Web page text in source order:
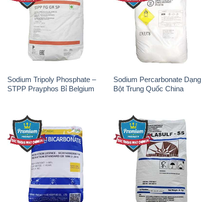
Sodium Tripoly Phosphate –
STPP Prayphos Bỉ Belgium
Sodium Percarbonate Dạng
Bột Trung Quốc China